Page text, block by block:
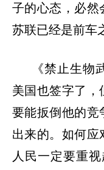
子的心态，必然
苏联已经是前车
《禁止生物
美国也签字了，
要能扳倒他的竞
出来的。如何应
人民一定要重